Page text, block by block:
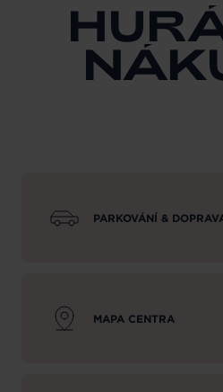
PARKOVÁNÍ &
MAPA CENTRA